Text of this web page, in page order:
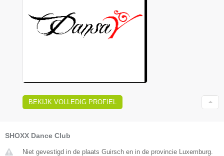
BEKIJK VOLLEDIG PROFIEL
SHOXX Dance Club
Niet gevestigd in de plaats Guirsch en in de provincie Luxemburg.